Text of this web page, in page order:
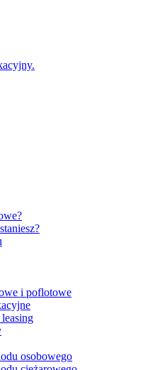
i poflotowe
osobowego